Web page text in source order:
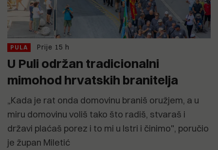
PULA Prije 15 h
U Puli održan tradicionalni
mimohod hrvatskih branitelja
„Kada je rat onda domovinu braniš oružjem, a u
miru domovinu voliš tako što radiš, stvaraš i
državi plaćaš porez i to mi u Istri i činimo", poručio
je župan Miletić